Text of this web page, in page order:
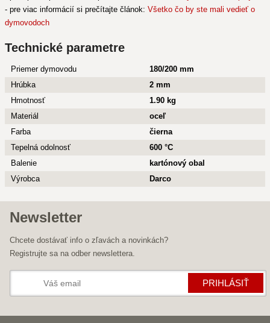
- pre viac informácií si prečítajte článok: Všetko čo by ste mali vedieť o
dymovodoch
Technické parametre
Priemer dymovodu
180/200 mm
Hrúbka
2 mm
Hmotnosť
1.90 kg
Materiál
oceľ
Farba
čierna
Tepelná odolnosť
600 °C
Balenie
kartónový obal
Výrobca
Darco
Newsletter
Chcete dostávať info o zľavách a novinkách?
Registrujte sa na odber newslettera.
PRIHLÁSIŤ